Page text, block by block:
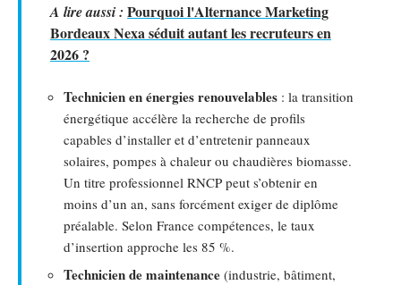
A lire aussi : Pourquoi l'Alternance Marketing
Bordeaux Nexa séduit autant les recruteurs en
2026 ?
Technicien en énergies renouvelables : la transition
énergétique accélère la recherche de profils
capables d’installer et d’entretenir panneaux
solaires, pompes à chaleur ou chaudières biomasse.
Un titre professionnel RNCP peut s’obtenir en
moins d’un an, sans forcément exiger de diplôme
préalable. Selon France compétences, le taux
d’insertion approche les 85 %.
Technicien de maintenance (industrie, bâtiment,